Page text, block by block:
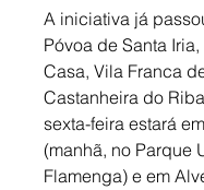
A iniciativa já
Póvoa de Santa
Casa, Vila Franca
Castanheira do
sexta-feira estará
(manhã, no Parque
Flamenga) e em